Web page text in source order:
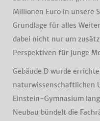
Millionen Euro in unsere
Grundlage für alles
dabei nicht nur um
Perspektiven für junge
Gebäude D wurde
naturwissenschaftlichen
Einstein-Gymnasium
Neubau bündelt die